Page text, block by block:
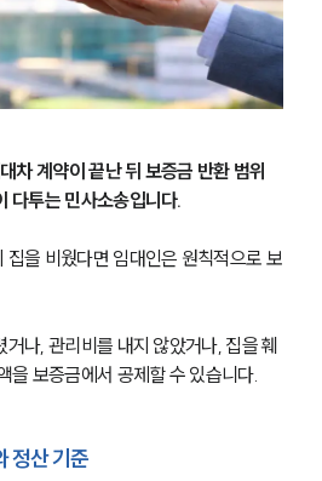
차 계약이 끝난 뒤 보증금 반환 범위
다투는 민사소송입니다.
을 비웠다면 임대인은 원칙적으로 보
나, 관리비를 내지 않았거나, 집을 훼
을 보증금에서 공제할 수 있습니다.
정산 기준